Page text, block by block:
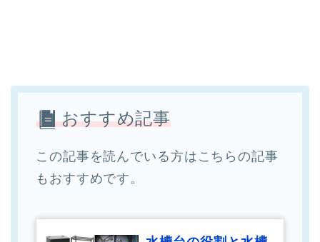
おすすめ記事
この記事を読んでいる方はこちらの記事
もおすすめです。